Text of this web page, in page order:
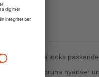
stiliga looks passande
höstlook i bruna nyanser